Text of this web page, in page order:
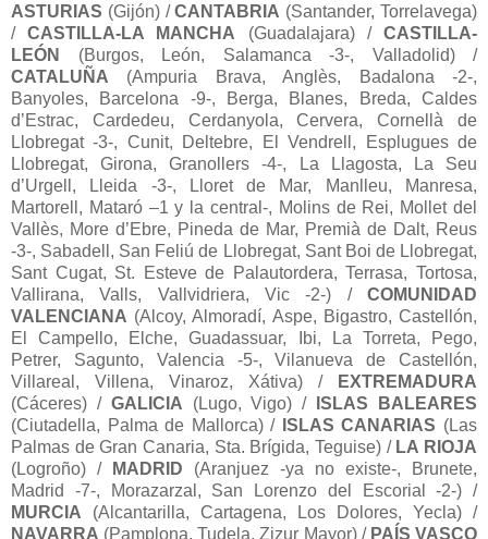
ASTURIAS (Gijón) /CANTABRIA (Santander, Torrelavega)
/CASTILLA-LA MANCHA (Guadalajara) /CASTILLA-
LEÓN
(Burgos, León, Salamanca -3-, Valladolid) /
CATALUÑA (Ampuria Brava, Anglès, Badalona -2-,
Banyoles, Barcelona -9-, Berga, Blanes, Breda, Caldes
d’Estrac, Cardedeu, Cerdanyola, Cervera, Cornellà de
Llobregat -3-, Cunit, Deltebre, El Vendrell, Esplugues de
Llobregat, Girona, Granollers -4-, La Llagosta, La Seu
d’Urgell, Lleida -3-, Lloret de Mar, Manlleu, Manresa,
Martorell, Mataró –1 y la central-, Molins de Rei, Mollet del
Vallès, More d’Ebre, Pineda de Mar, Premià de Dalt, Reus
-3-, Sabadell, San Feliú de Llobregat, Sant Boi de Llobregat,
Sant Cugat, St. Esteve de Palautordera, Terrasa, Tortosa,
Vallirana, Valls, Vallvidriera, Vic -2-) / COMUNIDAD
VALENCIANA (Alcoy, Almoradí, Aspe, Bigastro, Castellón,
El Campello, Elche, Guadassuar, Ibi, La Torreta, Pego,
Petrer, Sagunto, Valencia -5-, Vilanueva de Castellón,
Villareal, Villena, Vinaroz, Xátiva) /
EXTREMADURA
(Cáceres) / GALICIA (Lugo, Vigo) /
ISLAS BALEARES
(Ciutadella, Palma de Mallorca) / ISLAS CANARIAS (Las
Palmas de Gran Canaria, Sta. Brígida, Teguise) / LA RIOJA
(Logroño) /
MADRID (Aranjuez -ya no existe-, Brunete,
Madrid -7-, Morazarzal, San Lorenzo del Escorial -2-) /
MURCIA (Alcantarilla, Cartagena, Los Dolores, Yecla) /
NAVARRA (Pamplona, Tudela, Zizur Mayor) / PAÍS VASCO